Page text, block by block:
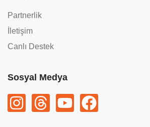
Partnerlik
İletişim
Canlı Destek
Sosyal Medya